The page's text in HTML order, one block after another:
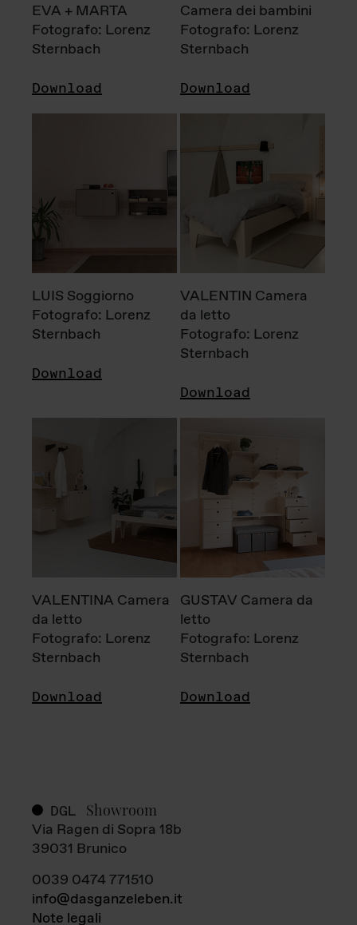
EVA + MARTA
Fotografo: Lorenz
Sternbach
Download
Camera dei bambini
Fotografo: Lorenz
Sternbach
Download
LUIS Soggiorno
Fotografo: Lorenz
Sternbach
Download
VALENTIN Camera
da letto
Fotografo: Lorenz
Sternbach
Download
VALENTINA Camera
da letto
Fotografo: Lorenz
Sternbach
Download
GUSTAV Camera da
letto
Fotografo: Lorenz
Sternbach
Download
DGL Showroom
Via Ragen di Sopra 18b
39031 Brunico
0039 0474 771510
info@dasganzeleben.it
Note legali